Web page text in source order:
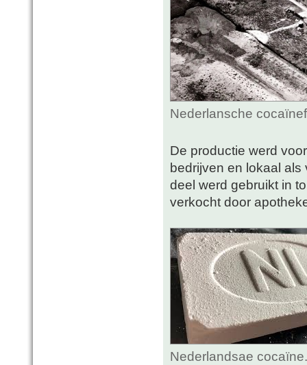
Nederlansche
De productie werd
bedrijven en lokaal
deel werd gebruikt in
verkocht door
Nederlandsae